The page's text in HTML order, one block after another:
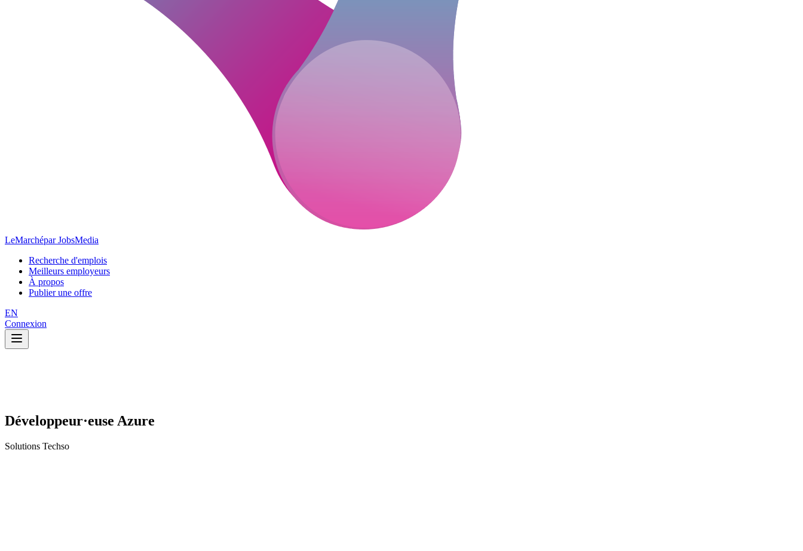
LeMarchépar JobsMedia
Recherche d'emplois
Meilleurs employeurs
À propos
Publier une offre
EN
Connexion
Développeur·euse Azure
Solutions Techso